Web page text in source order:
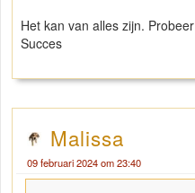
Het kan van alles zijn.
Succes
Malissa
09 februari 2024 om 23:40